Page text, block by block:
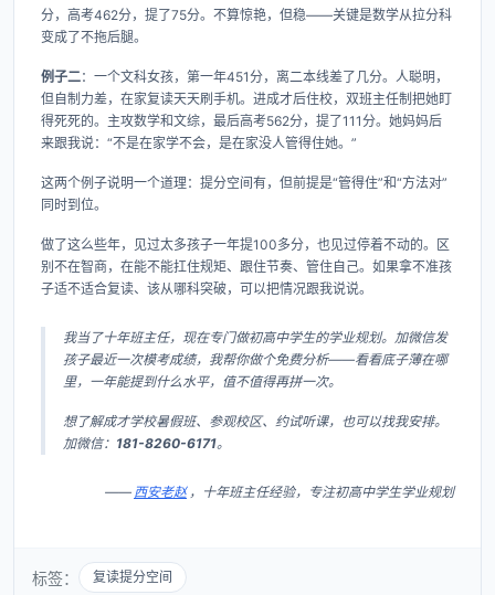
分，高考462分，提了75分。不算惊艳，但稳——关键是数学从拉分科
变成了不拖后腿。
例子二：一个文科女孩，第一年451分，离二本线差了几分。人聪明，
但自制力差，在家复读天天刷手机。进成才后住校，双班主任制把她盯
得死死的。主攻数学和文综，最后高考562分，提了111分。她妈妈后
来跟我说：“不是在家学不会，是在家没人管得住她。”
这两个例子说明一个道理：提分空间有，但前提是“管得住”和“方法对”
同时到位。
做了这么些年，见过太多孩子一年提100多分，也见过停着不动的。区
别不在智商，在能不能扛住规矩、跟住节奏、管住自己。如果拿不准孩
子适不适合复读、该从哪科突破，可以把情况跟我说说。
我当了十年班主任，现在专门做初高中学生的学业规划。加微信发
孩子最近一次模考成绩，我帮你做个免费分析——看看底子薄在哪
里，一年能提到什么水平，值不值得再拼一次。
想了解成才学校暑假班、参观校区、约试听课，也可以找我安排。
加微信： 181-8260-6171。
—— 西安老赵 ，十年班主任经验，专注初高中学生学业规划
标签： 复读提分空间